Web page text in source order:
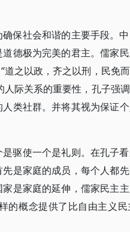
保社会和谐的主要手段。
德极为完美的君主。儒家
之以政，齐之以刑，民免
际关系的重要性，孔子强调
类社群。并将其视为保证
驱使一个是礼则。在孔子
是家庭的成员，每个人都
是家庭的延伸，儒家民主
的概念提供了比自由主义